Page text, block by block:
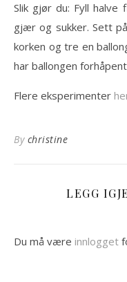
Slik gjør du: Fyll halve
gjær og sukker. Sett
korken og tre en
har ballongen
Flere eksperimenter
By christine
LEGG
Du må være innlogget